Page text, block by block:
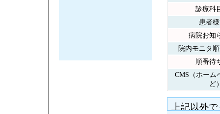
診療科
患者
病院お知
院内モニタ
順番待
CMS（ホーム
ど
上記以外